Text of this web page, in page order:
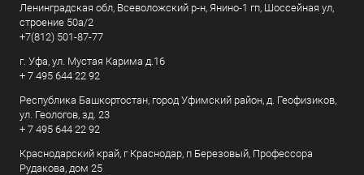
Ленинградская обл, Всеволожский р-н, Янино-1 гп, Шоссейная ул,
строение 50а/2
+7(812) 501-87-77
г. Уфа, ул. Мустая Карима д.16
+ 7 495 644 22 92
Республика Башкортостан, город Уфимский район, д. Геофизиков,
ул. Геологов, зд. 23
+ 7 495 644 22 92
Краснодарский край, г Краснодар, п Березовый, Профессора
Рудакова, дом 25